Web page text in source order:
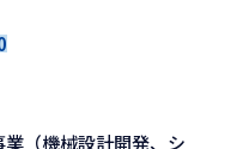
（機械設計開発、シ